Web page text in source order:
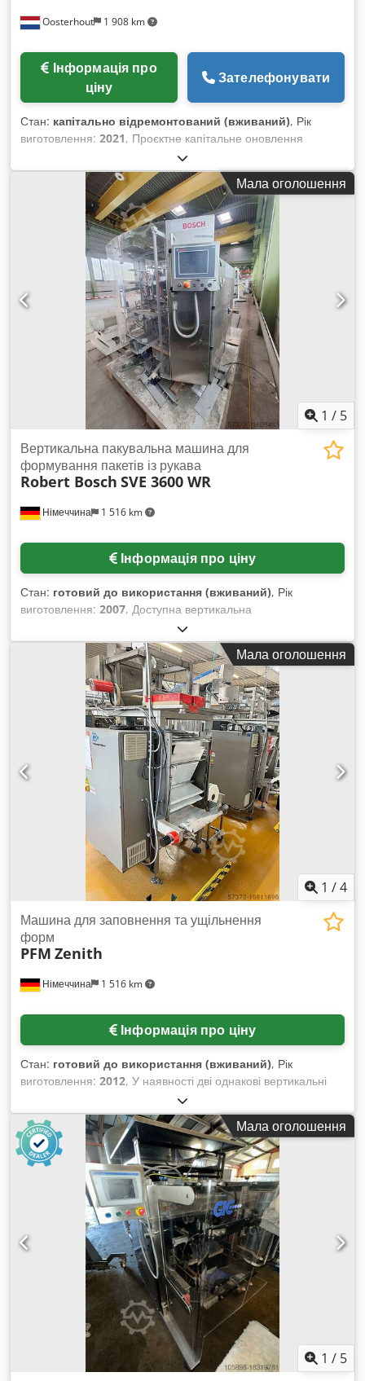
Oosterhout 1 908 km
ціну
Зателефонувати
Стан: капітально відремонтований (вживаний), Рік
виготовлення: 2021, Проєктне капітальне оновлення
завершено у 2020–2021 роках. Первісно виготовлена у 1991
році та повністю модернізована компанією DL Packaging у
2021 році. Тепер знову доступна до продажу! Після
оновлення машина відпрацювала лише приблизно 150
годин – доступна негайно. Chodpfxex Dapwe Anisa У
комплекті: - Формуючий комплект FS 110 для виготовлення
пакетів-подушок, 110 мм ширина - Формуючий комплект FS
180 для пакетів-подушок, 180 мм ширина - Принтер
Markem X65 TTO Машина може виробляти як пакети-
подушки, так і пакети з плоским дном. У комплект входять
SDX, принтер і формуючі комплекти. Продуктивність: 50–80
пакетів/хв, залежно від формату пакета, товщини плівки,
фасованого продукту, дозуючої та синхронізаційної систем.
Термін поставки: за запитом. Якщо вас зацікавила ця
машина, компанія DL Packaging модернізує її відповідно до
вашого продукту та конкретних вимог.
Мала оголошення
1 / 5
Німеччина 1 516 km
Вертикальна пакувальна машина для
формування пакетів із рукава
Robert Bosch SVE 3600 WR
Інформація про ціну
Стан: готовий до використання (вживаний), Рік
виготовлення: 2007, Доступна вертикальна
високопродуктивна пакувальна машина для пакування в
рукавні пакети Robert Bosch. Діапазон формату: 360 мм,
продуктивність пакування: 80 пакетів/хв. Можливий огляд
на місці. Ймовірна доступність з червня 2026 року.
Cjdpfsyxratox Anieha
Мала оголошення
1 /4
Німеччина 1 516 km
Машина для заповнення та ущільнення
форм
PFM Zenith
Інформація про ціну
Стан: готовий до використання (вживаний), Рік
виготовлення: 2012, У наявності дві однакові вертикальні
пакувальні машини для пакетів у рукав від PFM. 1) PFM
Zenith, рік випуску: 2012, вага: близько 870 кг, підключена
потужність: 5 кВт, продуктивність: приблизно 60 упаковок/хв.
2) PFM Zenith, рік випуску: 2009, вага: близько 980 кг,
підключена потужність: 6 кВт, продуктивність: приблизно 60
упаковок/хв. Обидві машини використовувалися в харчовій
промисловості для пакування окремих пакетиків у великий
збірний пакет. Документація в наявності. Огляд на місці
можливий. Cedpfxjubbzuj Anioha
Мала оголошення
1 / 5